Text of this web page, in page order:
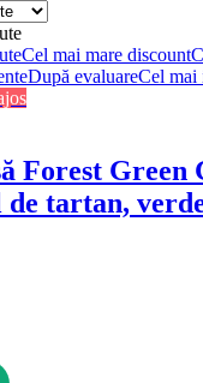
Cel mai mare discount
După evaluareCel mai
Forest Green
de tartan,